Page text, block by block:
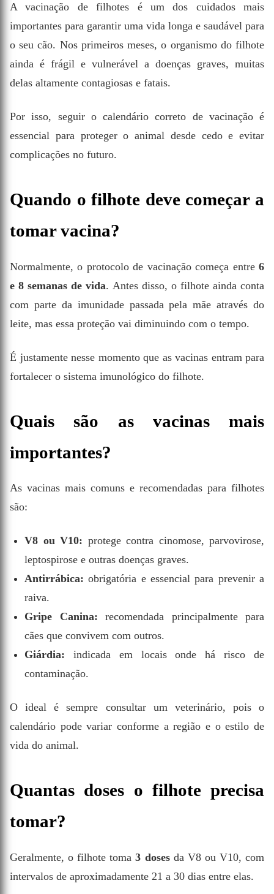
A vacinação de filhotes é um dos cuidados mais
importantes para garantir uma vida longa e saudável para
o seu cão. Nos primeiros meses, o organismo do filhote
ainda é frágil e vulnerável a doenças graves, muitas
delas altamente contagiosas e fatais.
Por isso, seguir o calendário correto de vacinação é
essencial para proteger o animal desde cedo e evitar
complicações no futuro.
Quando o filhote deve começar a
tomar vacina?
Normalmente, o protocolo de vacinação começa entre 6
e 8 semanas de vida. Antes disso, o filhote ainda conta
com parte da imunidade passada pela mãe através do
leite, mas essa proteção vai diminuindo com o tempo.
É justamente nesse momento que as vacinas entram para
fortalecer o sistema imunológico do filhote.
Quais são as vacinas mais
importantes?
As vacinas mais comuns e recomendadas para filhotes
são:
V8 ou V10: protege contra cinomose, parvovirose,
leptospirose e outras doenças graves.
Antirrábica: obrigatória e essencial para prevenir a
raiva.
Gripe Canina: recomendada principalmente para
cães que convivem com outros.
Giárdia: indicada em locais onde há risco de
contaminação.
O ideal é sempre consultar um veterinário, pois o
calendário pode variar conforme a região e o estilo de
vida do animal.
Quantas doses o filhote precisa
tomar?
Geralmente, o filhote toma3 dosesda V8 ou V10, com
intervalos de aproximadamente 21 a 30 dias entre elas.